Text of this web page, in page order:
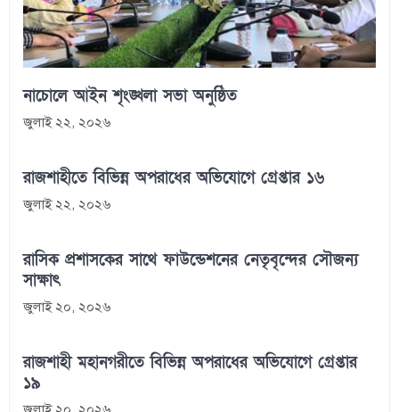
নাচোলে আইন শৃংঙ্খলা সভা অনুষ্ঠিত
জুলাই ২২, ২০২৬
রাজশাহীতে বিভিন্ন অপরাধের অভিযোগে গ্রেপ্তার ১৬
জুলাই ২২, ২০২৬
রাসিক প্রশাসকের সাথে ফাউন্ডেশনের নেতৃবৃন্দের সৌজন্য
সাক্ষাৎ
জুলাই ২০, ২০২৬
রাজশাহী মহানগরীতে বিভিন্ন অপরাধের অভিযোগে গ্রেপ্তার
১৯